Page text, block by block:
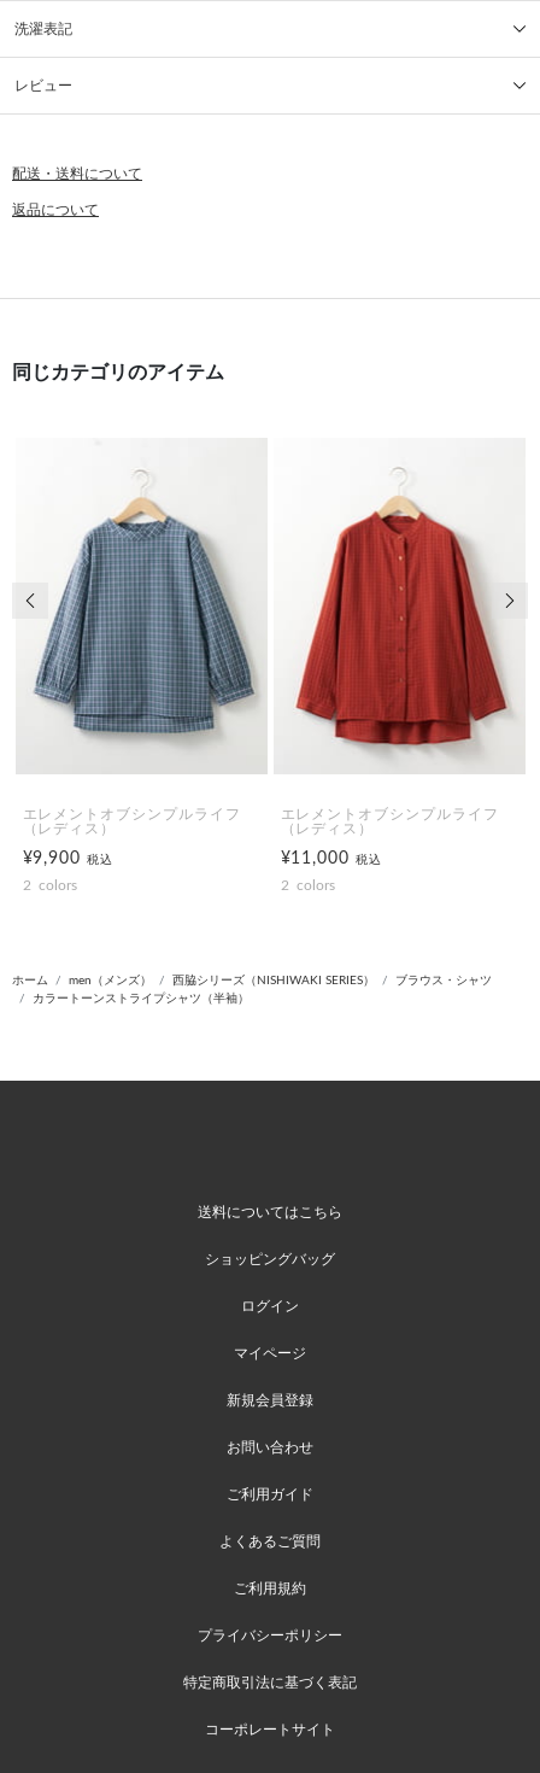
洗濯表記
レビュー
配送・送料について
返品について
同じカテゴリのアイテム
エレメントオブシンプルライフ
（レディス）
¥9,900税込
2 colors
エレメントオブシンプルライフ
（レディス）
¥11,000税込
2 colors
前の画像
ホーム men（メンズ） 西脇シリーズ（NISHIWAKI SERIES）
ブラウス・シャツ
カラートーンストライプシャツ（半袖）
送料についてはこちら
ショッピングバッグ
ログイン
マイページ
新規会員登録
お問い合わせ
ご利用ガイド
よくあるご質問
ご利用規約
プライバシーポリシー
特定商取引法に基づく表記
コーポレートサイト